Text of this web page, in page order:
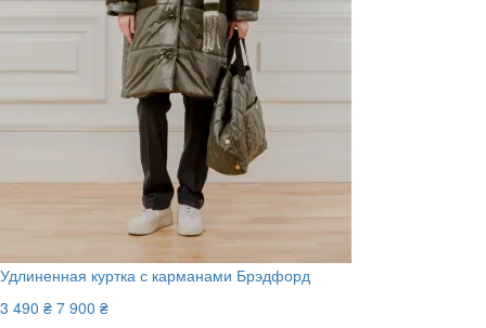
Удлиненная куртка с карманами Брэдфорд
3 490 ₴ 7 900 ₴